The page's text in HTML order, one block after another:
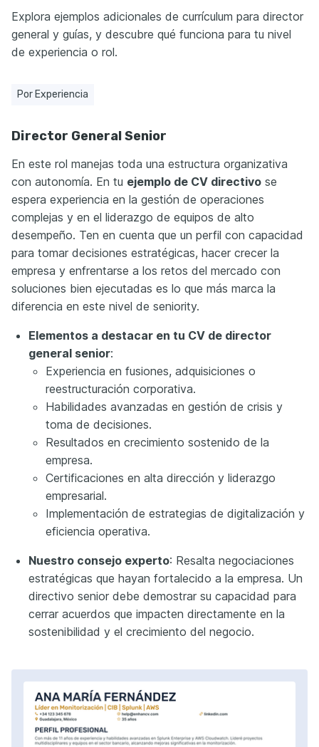
Explora ejemplos adicionales de currículum para director
general y guías, y descubre qué funciona para tu nivel
de experiencia o rol.
Por Experiencia
Director General Senior
En este rol manejas toda una estructura organizativa
con autonomía. En tu ejemplo de CV directivo se
espera experiencia en la gestión de operaciones
complejas y en el liderazgo de equipos de alto
desempeño. Ten en cuenta que un perfil con capacidad
para tomar decisiones estratégicas, hacer crecer la
empresa y enfrentarse a los retos del mercado con
soluciones bien ejecutadas es lo que más marca la
diferencia en este nivel de seniority.
Elementos a destacar en tu CV de director
general senior:
Experiencia en fusiones, adquisiciones o
reestructuración corporativa.
Habilidades avanzadas en gestión de crisis y
toma de decisiones.
Resultados en crecimiento sostenido de la
empresa.
Certificaciones en alta dirección y liderazgo
empresarial.
Implementación de estrategias de digitalización y
eficiencia operativa.
Nuestro consejo experto: Resalta negociaciones
estratégicas que hayan fortalecido a la empresa. Un
directivo senior debe demostrar su capacidad para
cerrar acuerdos que impacten directamente en la
sostenibilidad y el crecimiento del negocio.